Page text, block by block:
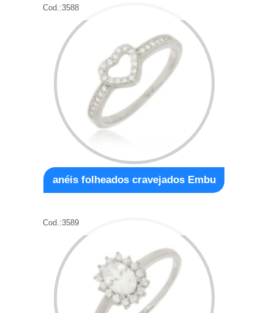
Cod.:3588
anéis folheados cravejados Embu
Cod.:3589